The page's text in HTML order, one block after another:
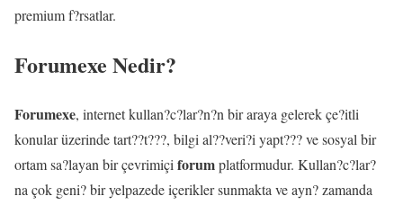
premium f?rsatlar.
Forumexe Nedir?
Forumexe, internet kullan?c?lar?n?n bir araya gelerek çe?itli
konular üzerinde tart??t???, bilgi al??veri?i yapt??? ve sosyal bir
ortam sa?layan bir çevrimiçi forumplatformudur. Kullan?c?lar?
na çok geni? bir yelpazede içerikler sunmakta ve ayn? zamanda